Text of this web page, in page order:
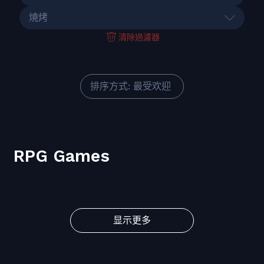
燒烤
清除過濾器
排序方式: 最受欢迎
RPG Games
显示更多